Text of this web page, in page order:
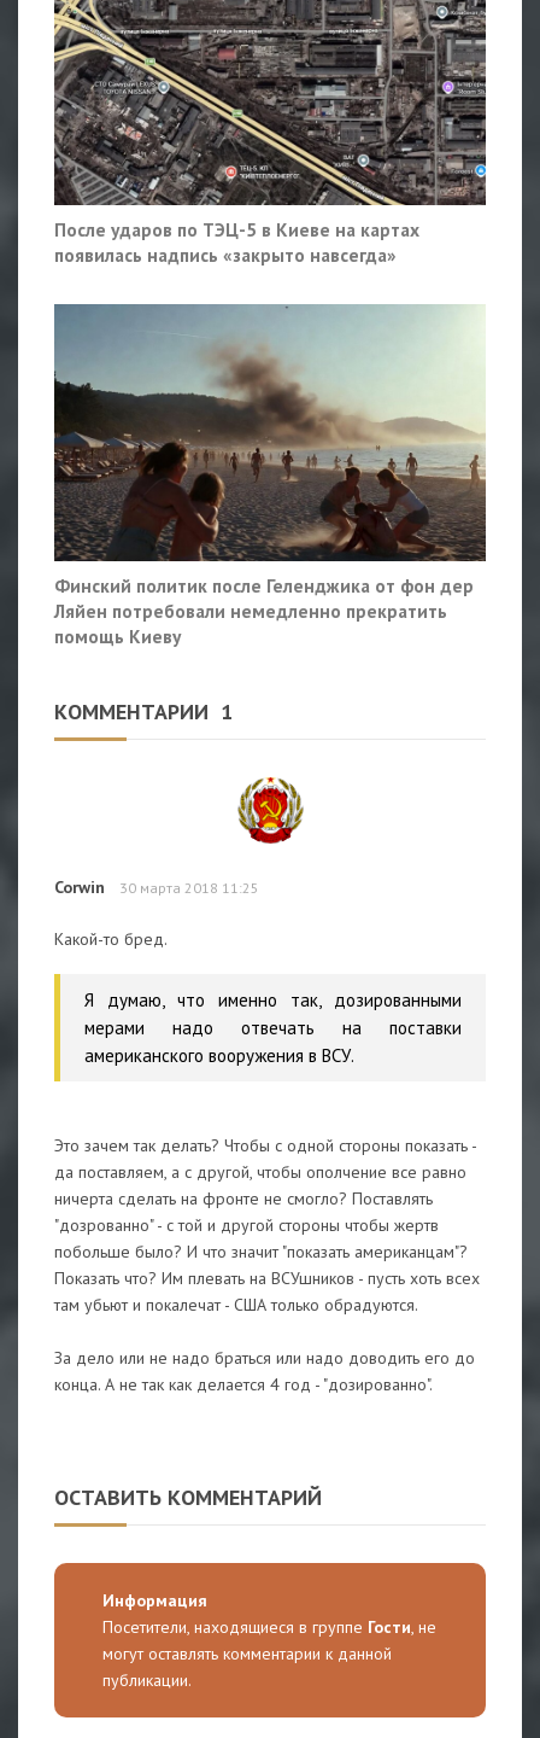
После ударов по ТЭЦ-5 в Киеве на картах
появилась надпись «закрыто навсегда»
Финский политик после Геленджика от фон дер
Ляйен потребовали немедленно прекратить
помощь Киеву
КОММЕНТАРИИ 1
Corwin 30 марта 2018 11:25
Какой-то бред.
Я думаю, что именно так, дозированными
мерами надо отвечать на поставки
американского вооружения в ВСУ.
Это зачем так делать? Чтобы с одной стороны показать -
да поставляем, а с другой, чтобы ополчение все равно
ничерта сделать на фронте не смогло? Поставлять
"дозрованно" - с той и другой стороны чтобы жертв
побольше было? И что значит "показать американцам"?
Показать что? Им плевать на ВСУшников - пусть хоть всех
там убьют и покалечат - США только обрадуются.
За дело или не надо браться или надо доводить его до
конца. А не так как делается 4 год - "дозированно".
ОСТАВИТЬ КОММЕНТАРИЙ
Информация
Посетители, находящиеся в группе Гости, не
могут оставлять комментарии к данной
публикации.